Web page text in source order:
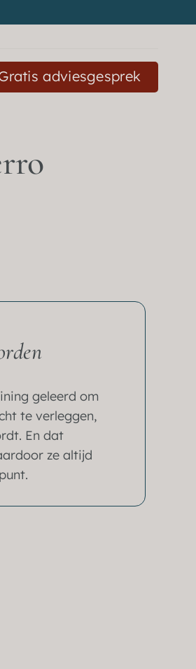
adviesgesprek
geleerd om
te verleggen,
En dat
ze altijd